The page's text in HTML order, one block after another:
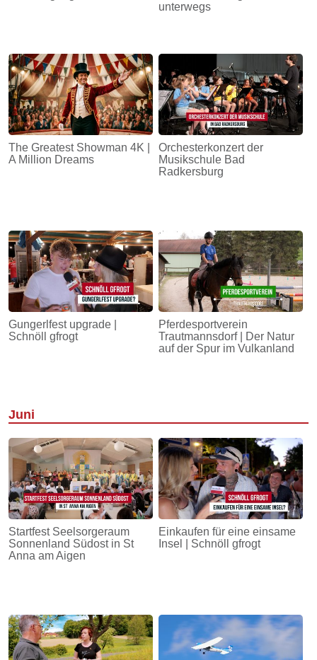
unterwegs
The Greatest Showman 4K |
A Million Dreams
Orchesterkonzert der
Musikschule Bad
Radkersburg
Gungerlfest upgrade |
Schnöll gfrogt
Pferdesportverein
Trautmannsdorf | Der Natur
auf der Spur im Vulkanland
Juni
Startfest Seelsorgeraum
Sonnenland Südost in St
Anna am Aigen
Einkaufen für eine einsame
Insel | Schnöll gfrogt